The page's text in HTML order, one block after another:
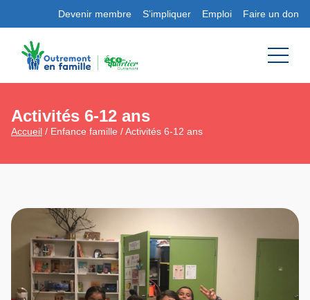
Devenir membre S’impliquer Emploi Faire un don
Activités 6-12 ans
Accueil / Enfance famille / Activités 6-12 ans